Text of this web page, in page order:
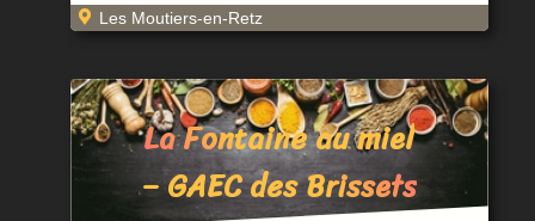
Les Moutiers-en-Retz
La Fontaine au miel
– GAEC des Brissets